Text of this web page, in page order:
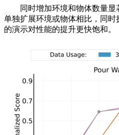
同时增加环境和物体数量显
单独扩展环境或物体相比，同
的演示对性能的提升更快饱和。